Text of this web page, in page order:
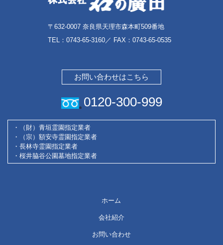
〒632-0007 奈良県天理市森本町509番地
TEL：0743-65-3160／ FAX：0743-65-0535
お問い合わせはこちら
0120-300-999
・（財）青垣霊園指定業者
・（宗）額安寺霊園指定業者
・長林寺霊園指定業者
・桜井脇谷公園墓地指定業者
ホーム
会社紹介
お問い合わせ